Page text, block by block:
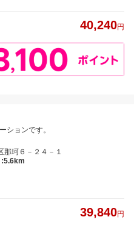
40,240円
ションです。
那珂６－２４－１
:5.6km
39,840円